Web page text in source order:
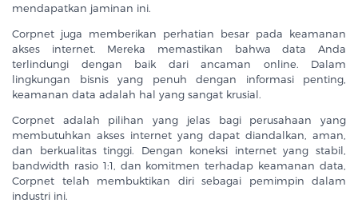
mendapatkan jaminan ini.
Corpnet juga memberikan perhatian besar pada keamanan
akses internet. Mereka memastikan bahwa data Anda
terlindungi dengan baik dari ancaman online. Dalam
lingkungan bisnis yang penuh dengan informasi penting,
keamanan data adalah hal yang sangat krusial.
Corpnet adalah pilihan yang jelas bagi perusahaan yang
membutuhkan akses internet yang dapat diandalkan, aman,
dan berkualitas tinggi. Dengan koneksi internet yang stabil,
bandwidth rasio 1:1, dan komitmen terhadap keamanan data,
Corpnet telah membuktikan diri sebagai pemimpin dalam
industri ini.